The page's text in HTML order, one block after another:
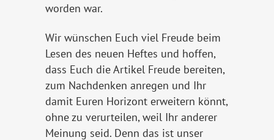
worden war.
Wir wünschen Euch viel Freude beim
Lesen des neuen Heftes und hoffen,
dass Euch die Artikel Freude bereiten,
zum Nachdenken anregen und Ihr
damit Euren Horizont erweitern könnt,
ohne zu verurteilen, weil Ihr anderer
Meinung seid. Denn das ist unser